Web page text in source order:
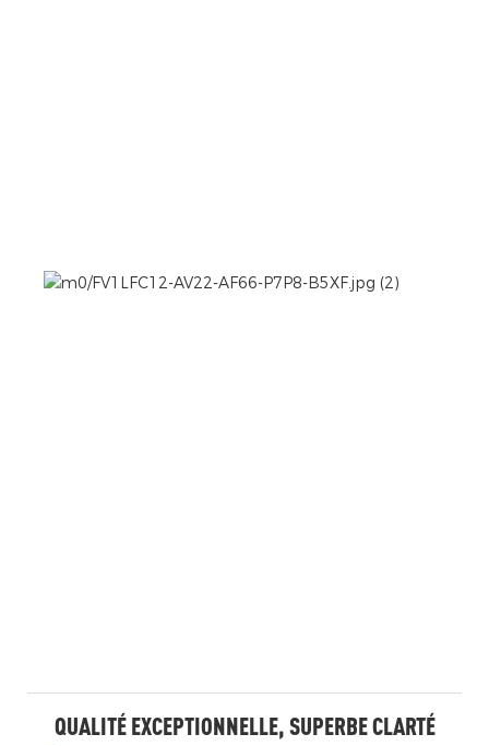
QUALITÉ EXCEPTIONNELLE, SUPERBE CLARTÉ